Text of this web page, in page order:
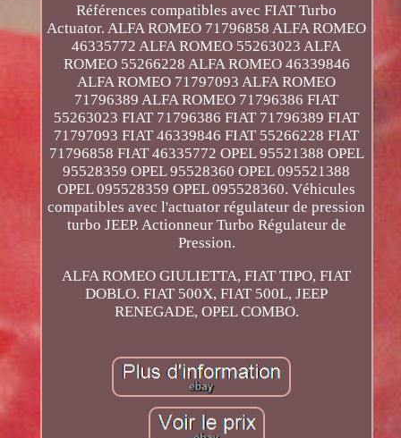
Références compatibles avec FIAT Turbo
Actuator. ALFA ROMEO 71796858 ALFA ROMEO
46335772 ALFA ROMEO 55263023 ALFA
ROMEO 55266228 ALFA ROMEO 46339846
ALFA ROMEO 71797093 ALFA ROMEO
71796389 ALFA ROMEO 71796386 FIAT
55263023 FIAT 71796386 FIAT 71796389 FIAT
71797093 FIAT 46339846 FIAT 55266228 FIAT
71796858 FIAT 46335772 OPEL 95521388 OPEL
95528359 OPEL 95528360 OPEL 095521388
OPEL 095528359 OPEL 095528360. Véhicules
compatibles avec l'actuator régulateur de pression
turbo JEEP. Actionneur Turbo Régulateur de
Pression.
ALFA ROMEO GIULIETTA, FIAT TIPO, FIAT
DOBLO. FIAT 500X, FIAT 500L, JEEP
RENEGADE, OPEL COMBO.